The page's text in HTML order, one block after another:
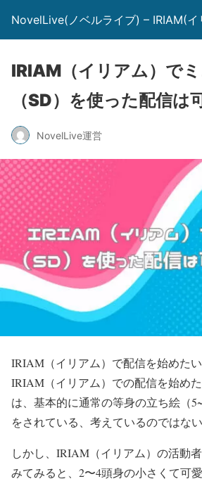
NovelLive(ノベルライブ) – IRIAM(イ
IRIAM（イリアム）で
（SD）を使った配信は
NovelLive運営
IRIAM（イリアム）で配信を始めた
IRIAM（イリアム）での配信を始め
は、基本的に通常の等身の立ち絵（
をされている、考えているのではな
しかし、IRIAM（イリアム）の活動
みてみると、2〜4頭身の小さくて可